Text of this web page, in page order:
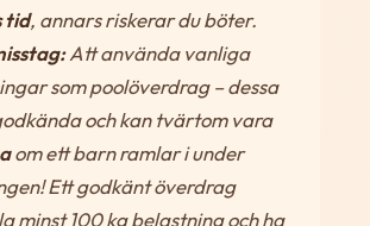
tid, annars riskerar du böter.
Att använda vanliga
som poolöverdrag – dessa
och kan tvärtom vara
om ett barn ramlar i under
Ett godkänt överdrag
minst 100 kg belastning och ha